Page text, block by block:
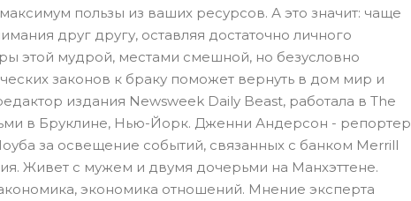
пользы из ваших ресурсов. А это значит: чаще
друг другу, оставляя достаточно личного
этой мудрой, местами смешной, но безусловно
законов к браку поможет вернуть в дом мир и
издания Newsweek Daily Beast, работала в The
в Бруклине, Нью-Йорк. Дженни Андерсон - репортер
за освещение событий, связанных с банком Merrill
Живет с мужем и двумя дочерьми на Манхэттене.
экономика отношений. Мнение эксперта